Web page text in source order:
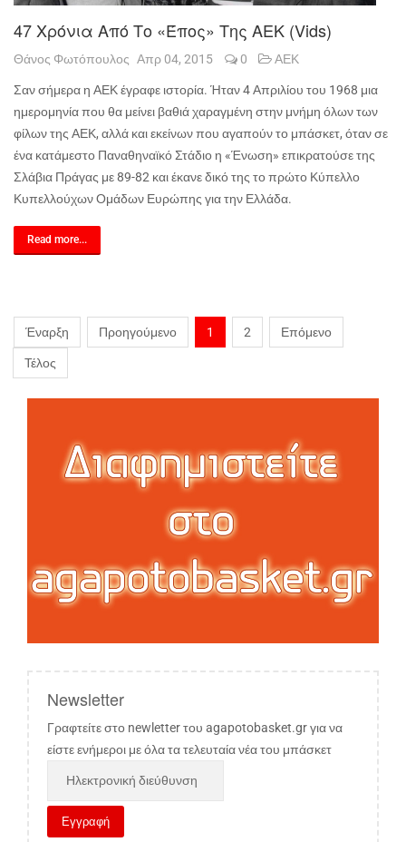
47 Χρόνια Από Το «έπος» Της ΑΕΚ (vids)
Θάνος Φωτόπουλος Απρ 04, 2015 0 ΑΕΚ
Σαν σήμερα η ΑΕΚ έγραφε ιστορία. Ήταν 4 Απριλίου του 1968 μια
ημερομηνία που θα μείνει βαθιά χαραγμένη στην μνήμη όλων των
φίλων της ΑΕΚ, αλλά και εκείνων που αγαπούν το μπάσκετ, όταν σε
ένα κατάμεστο Παναθηναϊκό Στάδιο η «Ένωση» επικρατούσε της
Σλάβια Πράγας με 89-82 και έκανε δικό της το πρώτο Κύπελλο
Κυπελλούχων Ομάδων Ευρώπης για την Ελλάδα.
Read more...
Έναρξη Προηγούμενο 1 2 Επόμενο
Τέλος
Newsletter
Γραφτείτε στο newletter του agapotobasket.gr για να
είστε ενήμεροι με όλα τα τελευταία νέα του μπάσκετ